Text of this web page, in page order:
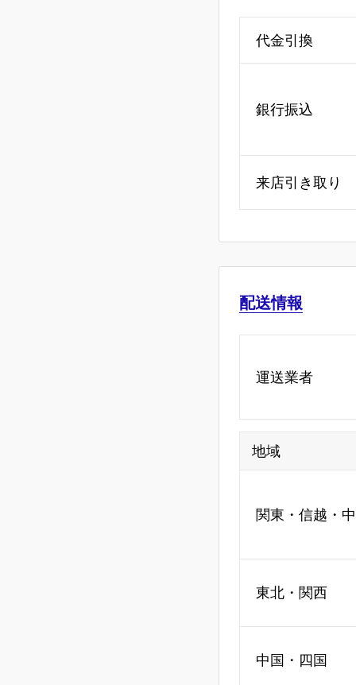
代金引換
銀行振込
来店引き取り
配送情報
運送業者
地域
関東・信越・
東北・関西
中国・四国